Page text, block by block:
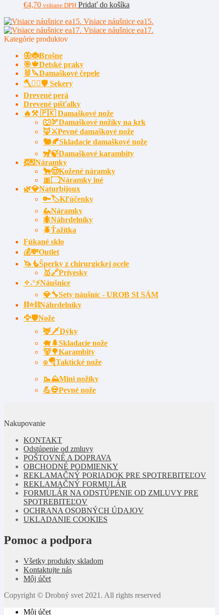
€4,70 vrátane DPH Pridať do košíka
Visiace náušnice ea15.
Visiace náušnice ea17.
Kategórie produktov
🦋🐞Brošne
🎯🍁Detské praky
🐰🔪Damaškové čepele
🪓🧔‍♂️🛡️ Sekery
Drevené perá
Drevené píšťalky
🔥⚒️ 🇵🇰 Damaškové nože
🐺🏹Damaškové nožíky na krk
🦊⚔️Pevné damaškové nože
🐿️🍂Skladacie damaškové nože
🦨🍃Damaškové karambity
💃💌Náramky
🐂🤠Kožené náramky
🎀۝Náramky iné
🌿💎Naturbijoux
🔑🏷️Kľúčenky
🦗Náramky
🐜Náhrdelníky
🪲Ťažítka
Fúkané sklo
💰💸Outlet
🦄🧜Šperky z chirurgickej ocele
🥇🔗Prívesky
✧˖°⚡Náušnice
💎🔧Sety náušníc - UROB SI SÁM
⛓⭐⛓️Náhrdelníky
🦅🛡️Nože
🦌🗡Dýky
🐗🌲Skladacie nože
🐻🌳Karambity
⍟🪂Taktické nože
🥾⛰️Mini nožíky
💪💀Pevné nože
Nakupovanie
KONTAKT
Odstúpenie od zmluvy
POŠTOVNÉ A DOPRAVA
OBCHODNÉ PODMIENKY
REKLAMAČNÝ PORIADOK PRE SPOTREBITEĽOV
REKLAMAČNÝ FORMULÁR
FORMULÁR NA ODSTÚPENIE OD ZMLUVY PRE
SPOTREBITEĽOV
OCHRANA OSOBNÝCH ÚDAJOV
UKLADANIE COOKIES
Pomoc a podpora
Všetky produkty skladom
Kontaktujte nás
Môj účet
Copyright © Drobný svet 2021. All rights reserved
Môj účet